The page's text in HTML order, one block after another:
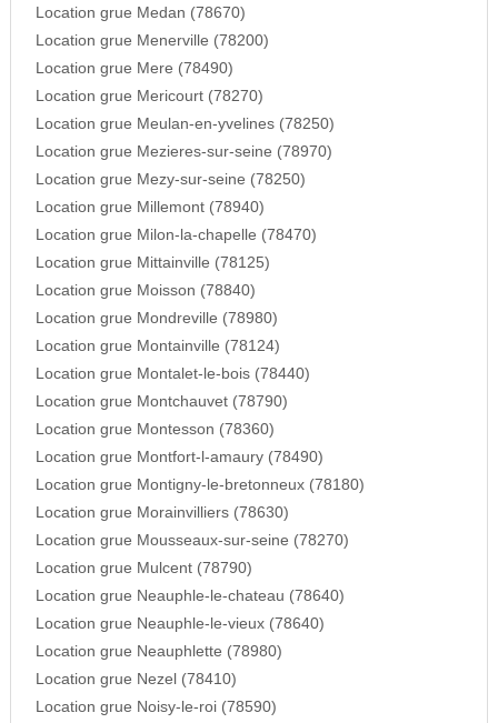
Location grue Medan (78670)
Location grue Menerville (78200)
Location grue Mere (78490)
Location grue Mericourt (78270)
Location grue Meulan-en-yvelines (78250)
Location grue Mezieres-sur-seine (78970)
Location grue Mezy-sur-seine (78250)
Location grue Millemont (78940)
Location grue Milon-la-chapelle (78470)
Location grue Mittainville (78125)
Location grue Moisson (78840)
Location grue Mondreville (78980)
Location grue Montainville (78124)
Location grue Montalet-le-bois (78440)
Location grue Montchauvet (78790)
Location grue Montesson (78360)
Location grue Montfort-l-amaury (78490)
Location grue Montigny-le-bretonneux (78180)
Location grue Morainvilliers (78630)
Location grue Mousseaux-sur-seine (78270)
Location grue Mulcent (78790)
Location grue Neauphle-le-chateau (78640)
Location grue Neauphle-le-vieux (78640)
Location grue Neauphlette (78980)
Location grue Nezel (78410)
Location grue Noisy-le-roi (78590)